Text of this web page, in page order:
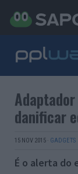
Adaptador
danificar
15 NOV 2015 · GADGETS
É o alerta do